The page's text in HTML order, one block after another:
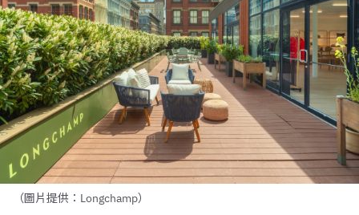
（圖片提供：Longchamp）